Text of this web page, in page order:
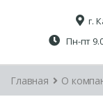
г.
Пн-пт
Главная О